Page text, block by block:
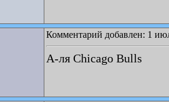
Комментарий добавлен: 1
А-ля Chicago Bulls